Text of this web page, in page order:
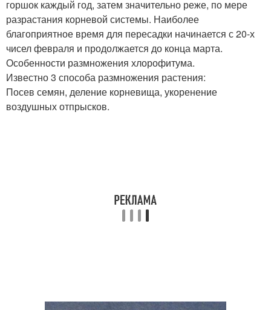
горшок каждый год, затем значительно реже, по мере
разрастания корневой системы. Наиболее
благоприятное время для пересадки начинается с 20-х
чисел февраля и продолжается до конца марта.
Особенности размножения хлорофитума.
Известно 3 способа размножения растения:
Посев семян, деление корневища, укоренение
воздушных отпрысков.